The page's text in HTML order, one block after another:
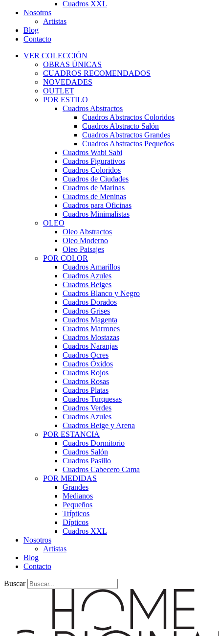
Cuadros XXL
Nosotros
Artistas
Blog
Contacto
VER COLECCIÓN
OBRAS ÚNICAS
CUADROS RECOMENDADOS
NOVEDADES
OUTLET
POR ESTILO
Cuadros Abstractos
Cuadros Abstractos Coloridos
Cuadros Abstracto Salón
Cuadros Abstractos Grandes
Cuadros Abstractos Pequeños
Cuadros Wabi Sabi
Cuadros Figurativos
Cuadros Coloridos
Cuadros de Ciudades
Cuadros de Marinas
Cuadros de Meninas
Cuadros para Oficinas
Cuadros Minimalistas
OLEO
Oleo Abstractos
Oleo Moderno
Oleo Paisajes
POR COLOR
Cuadros Amarillos
Cuadros Azules
Cuadros Beiges
Cuadros Blanco y Negro
Cuadros Dorados
Cuadros Grises
Cuadros Magenta
Cuadros Marrones
Cuadros Mostazas
Cuadros Naranjas
Cuadros Ocres
Cuadros Óxidos
Cuadros Rojos
Cuadros Rosas
Cuadros Platas
Cuadros Turquesas
Cuadros Verdes
Cuadros Azules
Cuadros Beige y Arena
POR ESTANCIA
Cuadros Dormitorio
Cuadros Salón
Cuadros Pasillo
Cuadros Cabecero Cama
POR MEDIDAS
Grandes
Medianos
Pequeños
Trípticos
Dípticos
Cuadros XXL
Nosotros
Artistas
Blog
Contacto
Buscar